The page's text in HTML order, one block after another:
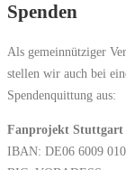
Spenden
Als gemeinnütziger
stellen wir auch bei
Spendenquittung aus:
Fanprojekt Stuttgart
IBAN: DE06 6009